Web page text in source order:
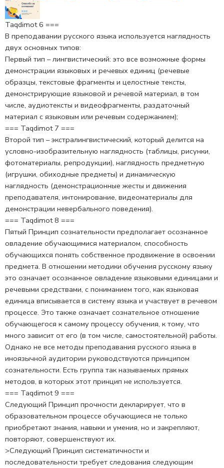
Taqdimot 6 ===
В преподавании русского языка используется наглядность
двух основных типов:
Первый тип – лингвистический: это все возможные формы
демонстрации язы­ковых и речевых единиц (речевые
образцы, текстовые фрагменты и целостные тексты,
демонстрирующие языковой и речевой мате­риал, в том
числе, аудиотексты и видеофрагменты, раздаточный
материал с языковым или речевым содержанием);
=== Taqdimot 7 ===
Второй тип – экстралингвистический, который делится на
условно-изобрази­тельную наглядность (таблицы, рисунки,
фотоматериалы, репро­дукции), наглядность предметную
(игрушки, обиходные предме­ты) и динамическую
наглядность (демонстрационные жесты и движения
преподавателя, интонирование, видеома­териалы для
демонстрации невербального поведения).
=== Taqdimot 8 ===
Пятый Принцип сознательности предполагает осознанное
овла­дение обучающимися материалом, способность
обучающихся по­нять собственное продвижение в освоении
предмета. В отношении методики обучения русскому языку
это означает осознанное ов­ладение языковыми единицами и
речевыми средствами, с пони­манием того, как языковая
единица вписывается в систему языка и участвует в речевом
процессе. Это также означает сознательное отношение
обучающегося к самому процессу обучения, к тому, что
много зависит от его (в том числе, самостоятельной) работы.
Однако не все методы преподавания русского языка в
иноязыч­ной аудитории руководствуются принципом
сознательности. Есть группа так называемых прямых
методов, в которых этот принцип не используется.
=== Taqdimot 9 ===
Следующий Принцип прочности декларирует, что в
образовательном процессе обучающиеся не только
приобретают знания, навыки и умения, но и закрепляют,
повторяют, совершенствуют их.
>Следующий Принцип систематичности и
последовательности требу­ет следования следующим